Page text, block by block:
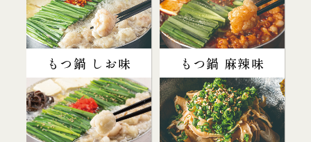
もつ鍋 しお味 もつ鍋 麻辣味